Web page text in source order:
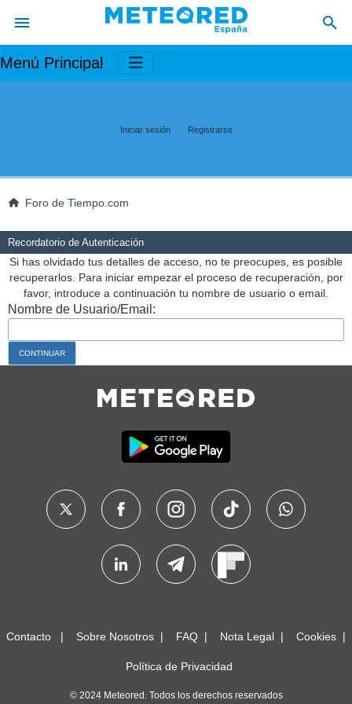
Menú Principal
Iniciar sesión Registrarse
Foro de Tiempo.com
Recordatorio de Autenticación
Si has olvidado tus detalles de acceso, no te preocupes, es posible
recuperarlos. Para iniciar empezar el proceso de recuperación, por
favor, introduce a continuación tu nombre de usuario o email.
Nombre de Usuario/Email:
Contacto Sobre Nosotros FAQ Nota Legal Cookies
Política de Privacidad
© 2024 Meteored. Todos los derechos reservados